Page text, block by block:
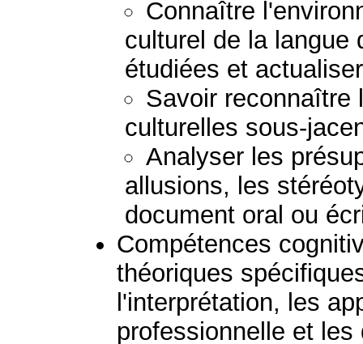
Connaître
culturel de la langue
étudiées et
Savoir reconnaître
culturelles sous-
Analyser les
allusions, les
document oral ou
Compétences
théoriques
l'interprétation, les
professionnelle et